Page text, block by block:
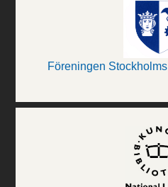
Föreningen